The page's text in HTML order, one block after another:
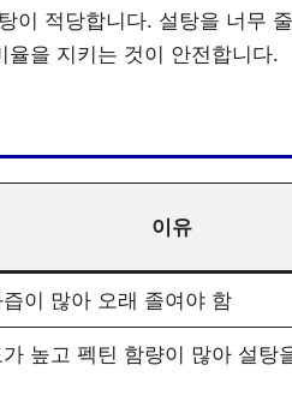
이 적당합니다. 설탕을 너무
을 지키는 것이 안전합니다.
이유
이 많아 오래 졸여야 함
높고 펙틴 함량이 많아 설탕